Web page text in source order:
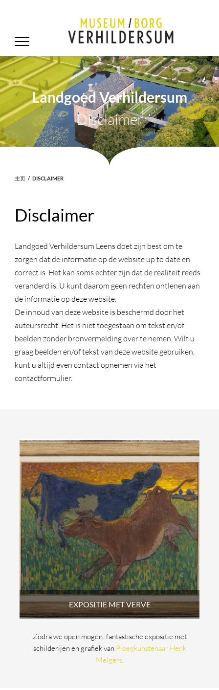
Landgoed Verhildersum
Disclaimer
主页 DISCLAIMER
Disclaimer
Landgoed Verhildersum Leens doet zijn best om te
zorgen dat de informatie op de website up to date en
correct is. Het kan soms echter zijn dat de realiteit reeds
veranderd is. U kunt daarom geen rechten ontlenen aan
de informatie op deze website.
De inhoud van deze website is beschermd door het
auteursrecht. Het is niet toegestaan om tekst en/of
beelden zonder bronvermelding over te nemen. Wilt u
graag beelden en/of tekst van deze website gebruiken,
kunt u altijd even contact opnemen via het
contactformulier.
EXPOSITIE MET VERVE
Zodra we open mogen: fantastische expositie met
schilderijen en grafiek van Ploegkunstenaar Henk
Melgers.